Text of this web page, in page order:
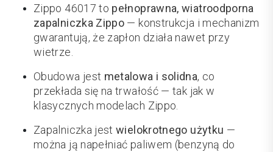
Zippo 46017 to pełnoprawna, wiatroodporna
zapalniczka Zippo — konstrukcja i mechanizm
gwarantują, że zapłon działa nawet przy
wietrze.
Obudowa jest metalowa i solidna, co
przekłada się na trwałość — tak jak w
klasycznych modelach Zippo.
Zapalniczka jestwielokrotnego użytku —
można ją napełniać paliwem (benzyną do